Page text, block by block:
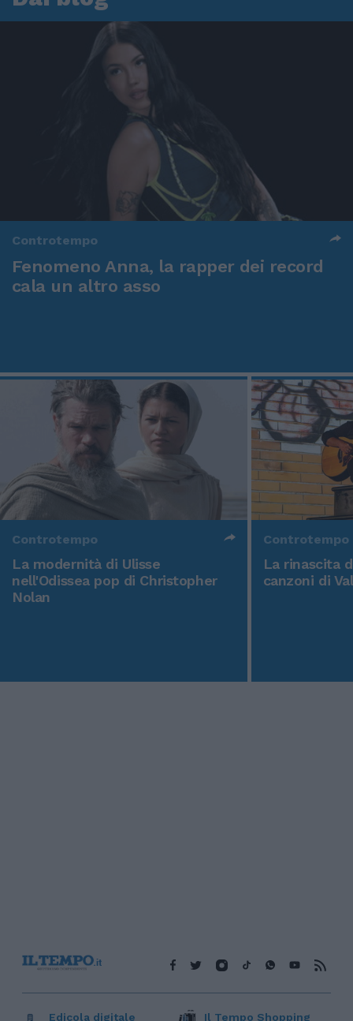
Controtempo
Fenomeno Anna, la rapper dei record
cala un altro asso
Controtempo
La modernità di Ulisse
nell'Odissea pop di Christopher
Nolan
Controtempo
La rinascita
canzoni di
Edicola digitale Il Tempo Shopping